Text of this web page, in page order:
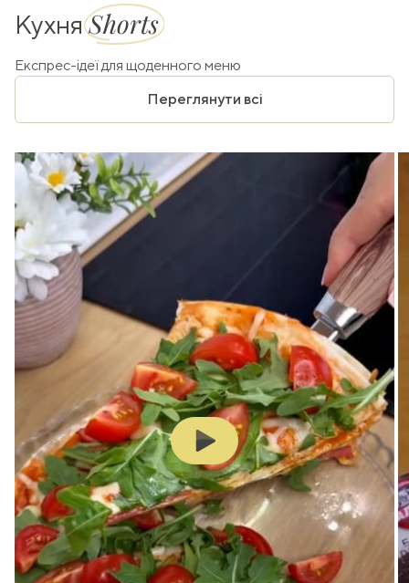
КухняShorts
Експрес-ідеї для щоденного меню
Переглянути всі
Play